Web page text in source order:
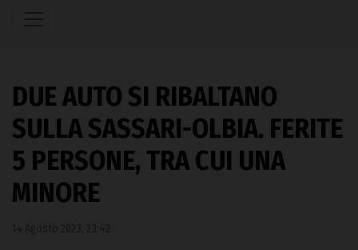
DUE AUTO SI RIBALTANO
SULLA SASSARI-OLBIA. FERITE
5 PERSONE, TRA CUI UNA
MINORE